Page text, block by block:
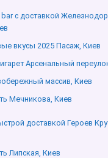
bar с доставкой
вкусы 2025 Пасаж, Киев
Арсенальный
массив, Киев
Мечникова, Киев
доставкой Героев
Липская, Киев